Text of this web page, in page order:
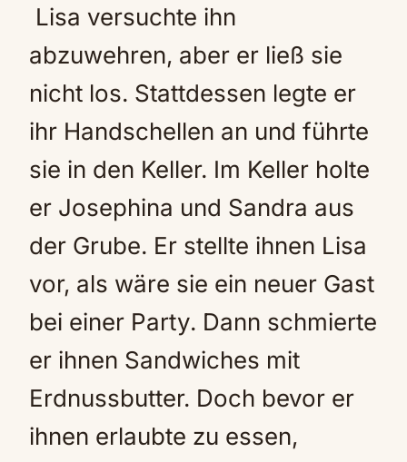
Lisa versuchte ihn
abzuwehren, aber er ließ sie
nicht los. Stattdessen legte er
ihr Handschellen an und führte
sie in den Keller. Im Keller holte
er Josephina und Sandra aus
der Grube. Er stellte ihnen Lisa
vor, als wäre sie ein neuer Gast
bei einer Party. Dann schmierte
er ihnen Sandwiches mit
Erdnussbutter. Doch bevor er
ihnen erlaubte zu essen,